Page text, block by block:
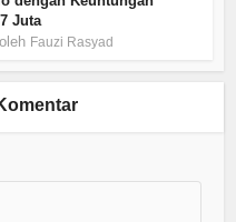
Juta
oleh Fauzi Rasyad